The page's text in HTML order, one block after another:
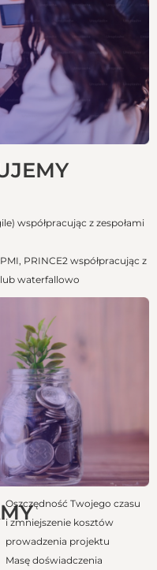
współpracując z zespołami
PRINCE2 współpracując z
waterfallowo
Oszczędność Twojego czasu
i zmniejszenie kosztów
prowadzenia projektu
Masę doświadczenia